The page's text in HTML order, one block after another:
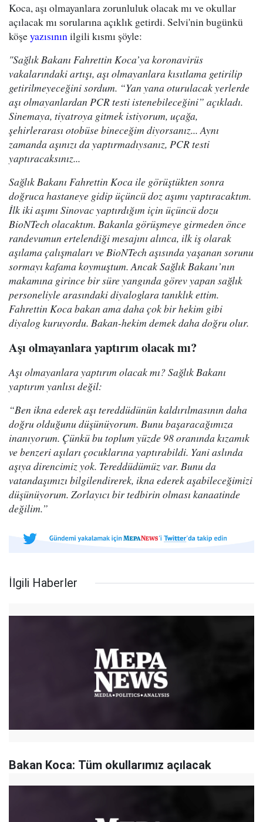
Koca, aşı olmayanlara zorunluluk olacak mı ve okullar
açılacak mı sorularına açıklık getirdi. Selvi'nin bugünkü
köşeyazısınınilgili kısmı şöyle:
"Sağlık Bakanı Fahrettin Koca’ya koronavirüs
vakalarındaki artışı, aşı olmayanlara kısıtlama getirilip
getirilmeyeceğini sordum. “Yan yana oturulacak yerlerde
aşı olmayanlardan PCR testi istenebileceğini” açıkladı.
Sinemaya, tiyatroya gitmek istiyorum, uçağa,
şehirlerarası otobüse bineceğim diyorsanız... Aynı
zamanda aşınızı da yaptırmadıysanız, PCR testi
yaptıracaksınız...
Sağlık Bakanı Fahrettin Koca ile görüştükten sonra
doğruca hastaneye gidip üçüncü doz aşımı yaptıracaktım.
İlk iki aşımı Sinovac yaptırdığım için üçüncü dozu
BioNTech olacaktım. Bakanla görüşmeye girmeden önce
randevumun ertelendiği mesajını alınca, ilk iş olarak
aşılama çalışmaları ve BioNTech aşısında yaşanan sorunu
sormayı kafama koymuştum. Ancak Sağlık Bakanı’nın
makamına girince bir süre yangında görev yapan sağlık
personeliyle arasındaki diyaloglara tanıklık ettim.
Fahrettin Koca bakan ama daha çok bir hekim gibi
diyalog kuruyordu. Bakan-hekim demek daha doğru olur.
Aşı olmayanlara yaptırım olacak mı?
Aşı olmayanlara yaptırım olacak mı? Sağlık Bakanı
yaptırım yanlısı değil:
“Ben ikna ederek aşı tereddüdünün kaldırılmasının daha
doğru olduğunu düşünüyorum. Bunu başaracağımıza
inanıyorum. Çünkü bu toplum yüzde 98 oranında kızamık
ve benzeri aşıları çocuklarına yaptırabildi. Yani aslında
aşıya direncimiz yok. Tereddüdümüz var. Bunu da
vatandaşımızı bilgilendirerek, ikna ederek aşabileceğimizi
düşünüyorum. Zorlayıcı bir tedbirin olması kanaatinde
değilim.”
İlgili Haberler
Bakan Koca: Tüm okullarımız açılacak